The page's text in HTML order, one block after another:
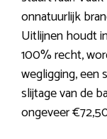
onnatuurlijk
Uitlijnen houdt
100% recht,
wegligging, een
slijtage van de
ongeveer